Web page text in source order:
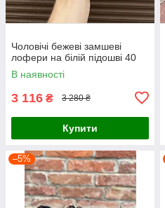
Чоловічі бежеві замшеві
лофери на білій підошві 40
В наявності
3 116 ₴ 3 280 ₴
Купити
–5%